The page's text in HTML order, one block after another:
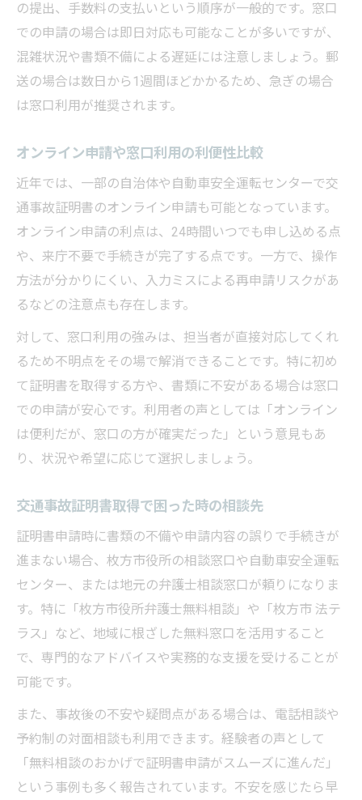
の提出、手数料の支払いという順序が一般的です。窓口
での申請の場合は即日対応も可能なことが多いですが、
混雑状況や書類不備による遅延には注意しましょう。郵
送の場合は数日から1週間ほどかかるため、急ぎの場合
は窓口利用が推奨されます。
オンライン申請や窓口利用の利便性比較
近年では、一部の自治体や自動車安全運転センターで交
通事故証明書のオンライン申請も可能となっています。
オンライン申請の利点は、24時間いつでも申し込める点
や、来庁不要で手続きが完了する点です。一方で、操作
方法が分かりにくい、入力ミスによる再申請リスクがあ
るなどの注意点も存在します。
対して、窓口利用の強みは、担当者が直接対応してくれ
るため不明点をその場で解消できることです。特に初め
て証明書を取得する方や、書類に不安がある場合は窓口
での申請が安心です。利用者の声としては「オンライン
は便利だが、窓口の方が確実だった」という意見もあ
り、状況や希望に応じて選択しましょう。
交通事故証明書取得で困った時の相談先
証明書申請時に書類の不備や申請内容の誤りで手続きが
進まない場合、枚方市役所の相談窓口や自動車安全運転
センター、または地元の弁護士相談窓口が頼りになりま
す。特に「枚方市役所弁護士無料相談」や「枚方市 法テ
ラス」など、地域に根ざした無料窓口を活用すること
で、専門的なアドバイスや実務的な支援を受けることが
可能です。
また、事故後の不安や疑問点がある場合は、電話相談や
予約制の対面相談も利用できます。経験者の声として
「無料相談のおかげで証明書申請がスムーズに進んだ」
という事例も多く報告されています。不安を感じたら早